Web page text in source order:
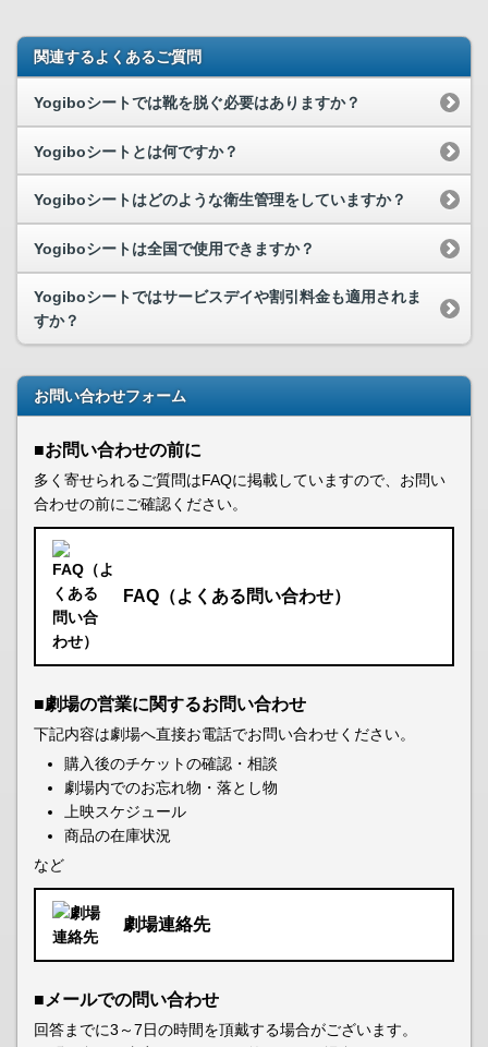
関連するよくあるご質問
Yogiboシートでは靴を脱ぐ必要はありますか？
Yogiboシートとは何ですか？
Yogiboシートはどのような衛生管理をしていますか？
Yogiboシートは全国で使用できますか？
Yogiboシートではサービスデイや割引料金も適用されま
すか？
お問い合わせフォーム
■お問い合わせの前に
多く寄せられるご質問はFAQに掲載していますので、お問い
合わせの前にご確認ください。
FAQ（よくある問い合わせ）
■劇場の営業に関するお問い合わせ
下記内容は劇場へ直接お電話でお問い合わせください。
購入後のチケットの確認・相談
劇場内でのお忘れ物・落とし物
上映スケジュール
商品の在庫状況
など
劇場連絡先
■メールでの問い合わせ
回答までに3～7日の時間を頂戴する場合がございます。